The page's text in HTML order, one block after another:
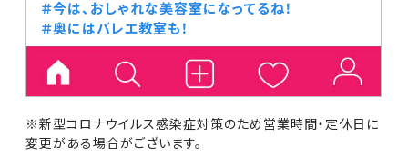
＃今は、おしゃれな美容室になってるね！
＃奥にはバレエ教室も！
※新型コロナウイルス感染症対策のため営業時間・定休日に
変更がある場合がございます。